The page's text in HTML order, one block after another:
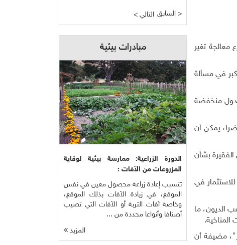
معالجة تغير
في مسألة
منخفضة
يمكن أن
بشأن
في
الميزانيات ومصاعب الديون، ما
المناخية.
تقدمًا في ذلك الخيار"، مضيفة أن
< التالي السابق >
مبادرات بيئية
الدورة الزراعية: ممارسة بيئية لوقاية
المزروعات من الآفات :
تتسبب إعادة زراعة محصول معين في نفس
الموقع، في زيادة الآفات بذلك الموقع،
وخاصة آفات التربة أو الآفات التي تصيب
أصنافا وأنواعا محددة من ...
المزيد